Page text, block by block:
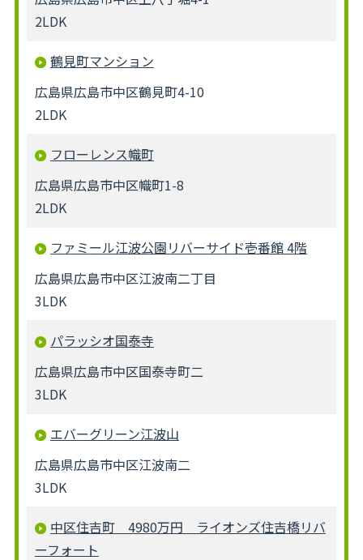
2LDK
鶴見町マンション
広島県広島市中区鶴見町4-10
2LDK
フローレンス幟町
広島県広島市中区幟町1-8
2LDK
ファミール江波公園リバーサイド壱番館 4階
広島県広島市中区江波南二丁目
3LDK
パラッシオ国泰寺
広島県広島市中区国泰寺町二
3LDK
エバーグリーン江波山
広島県広島市中区江波南二
3LDK
中区住吉町 4980万円 ライオンズ住吉橋リバ
ーフォート